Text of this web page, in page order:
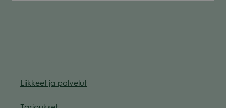
Liik­keet ja pal­ve­lut